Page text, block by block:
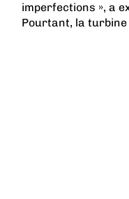
imperfections », a
Pourtant, la turbine